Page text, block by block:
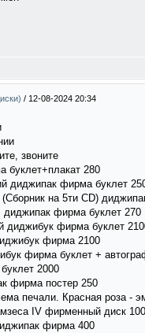
/ 12-08-2024 20:34
звоните
буклет+плакат 280
диджипак фирма буклет
на 5ти CD)
фирма буклет 270
диджибук фирма буклет
фирма 2100
фирма буклет +
2000
фирма постер 250
печали. Красная роза -
IV фирменный диск
фирма 400